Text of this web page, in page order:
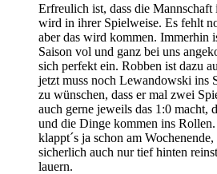
Erfreulich ist, dass die Mannschaft
wird in ihrer Spielweise. Es fehlt
aber das wird kommen. Immerhin
Saison vol und ganz bei uns
sich perfekt ein. Robben ist dazu
jetzt muss noch Lewandowski ins
zu wünschen, dass er mal zwei
auch gerne jeweils das 1:0
und die Dinge kommen ins
klappt´s ja schon am
sicherlich auch nur tief hinten
lauern.